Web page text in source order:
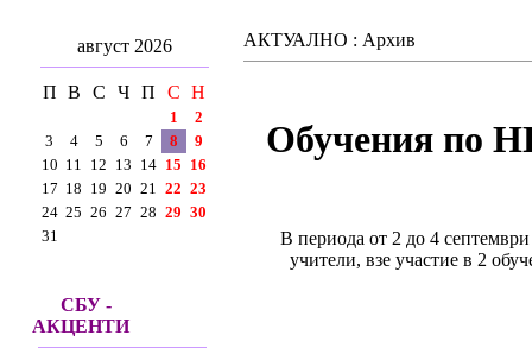
август 2026
П В С Ч П С Н
1
2
3
4 5 6 7 8
9
10 11 12 13 14 15 16
17 18 19 20 21 22 23
24 25 26 27 28 29 30
31
СБУ -
АКЦЕНТИ
АКТУАЛНО : Архив
Обучения по
В периода от 2 до 4
учители, взе участие в 2